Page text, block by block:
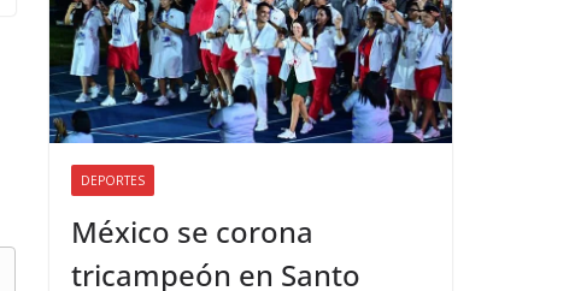
DEPORTES
México se corona
tricampeón en Santo